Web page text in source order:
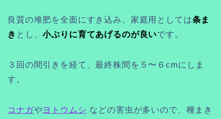
良質の堆肥を全面にすき込み、家庭用としては条ま
き とし、小ぶりに育てあげるのが良いです。
３回の間引きを経て、最終株間を５〜６cmにしま
す。
コナガやヨトウムシ などの害虫が多いので、種まき